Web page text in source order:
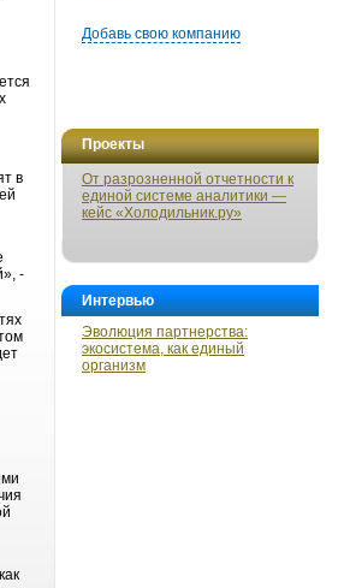
Добавь свою компанию
Проекты
От разрозненной отчетности к
единой системе аналитики —
кейс «Холодильник.ру»
Интервью
Эволюция партнерства:
экосистема, как единый
организм
в
-